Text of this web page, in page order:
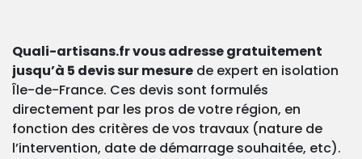
Quali-artisans.fr vous adresse gratuitement
jusqu’à 5 devis sur mesure de expert en isolation
Île-de-France. Ces devis sont formulés
directement par les pros de votre région, en
fonction des critères de vos travaux (nature de
l’intervention, date de démarrage souhaitée, etc).